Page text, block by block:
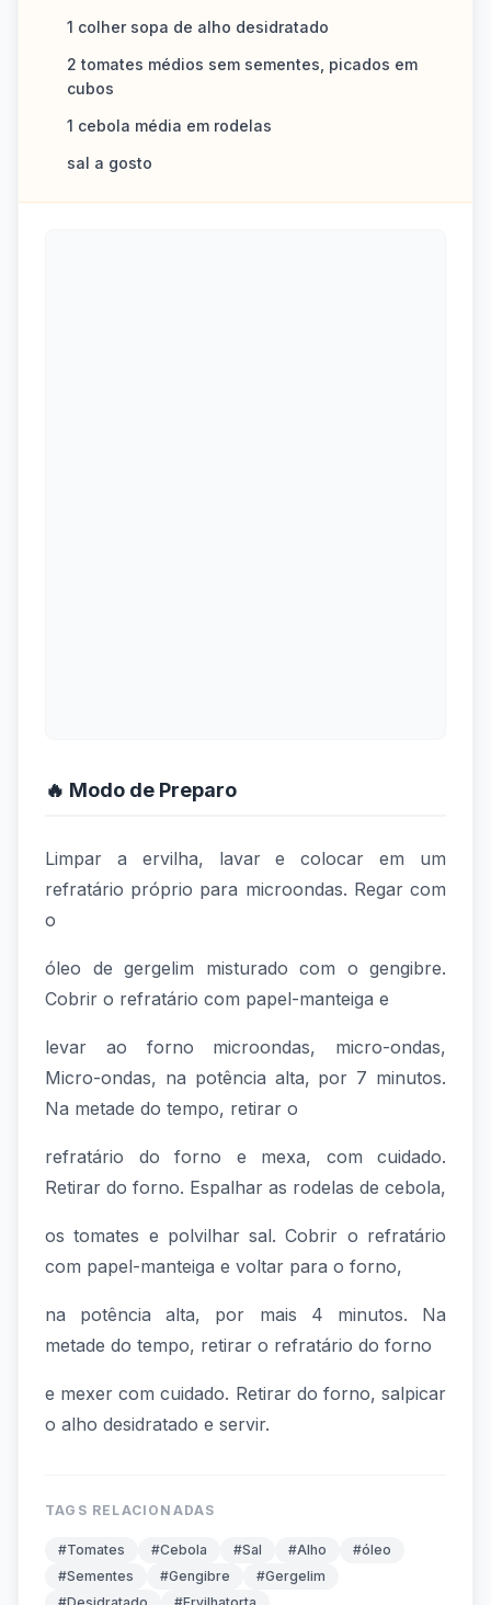
1 colher sopa de alho desidratado
2 tomates médios sem sementes, picados em
cubos
1 cebola média em rodelas
sal a gosto
🔥 Modo de Preparo
Limpar a ervilha, lavar e colocar em um
refratário próprio para microondas. Regar com
o
óleo de gergelim misturado com o gengibre.
Cobrir o refratário com papel-manteiga e
levar ao forno microondas, micro-ondas,
Micro-ondas, na potência alta, por 7 minutos.
Na metade do tempo, retirar o
refratário do forno e mexa, com cuidado.
Retirar do forno. Espalhar as rodelas de cebola,
os tomates e polvilhar sal. Cobrir o refratário
com papel-manteiga e voltar para o forno,
na potência alta, por mais 4 minutos. Na
metade do tempo, retirar o refratário do forno
e mexer com cuidado. Retirar do forno, salpicar
o alho desidratado e servir.
TAGS RELACIONADAS
#Tomates #Cebola #Sal #Alho
#óleo
#Sementes
#Gengibre
#Gergelim